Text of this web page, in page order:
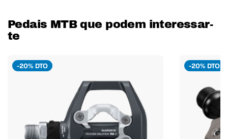
Pedais MTB que podem interessar-
te
-20% DTO -20% DTO